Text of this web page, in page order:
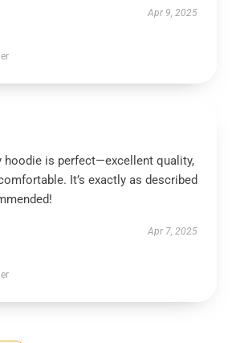
Apr 9, 2025
hoodie is perfect—excellent quality,
It’s exactly as described
Apr 7, 2025